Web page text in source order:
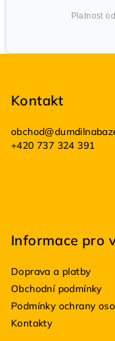
Platnost
Kontakt
obchod@
+420 737 324 391
Informace pro
Doprava a platby
Obchodní podmínky
Podmínky ochrany
Kontakty